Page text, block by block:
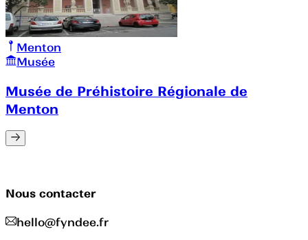
Menton
Musée
Musée de Préhistoire Régionale de
Menton
Nous contacter
hello@fyndee.fr